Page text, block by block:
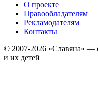
О проекте
Правообладателям
Рекламодателям
Контакты
© 2007-2026 «Славяна» —
и их детей